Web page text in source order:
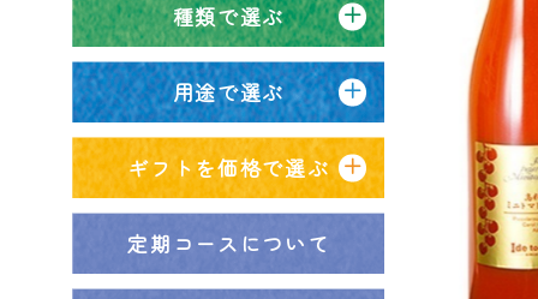
種類で選ぶ
用途で選ぶ
ギフトを価格で選ぶ
定期コースについて